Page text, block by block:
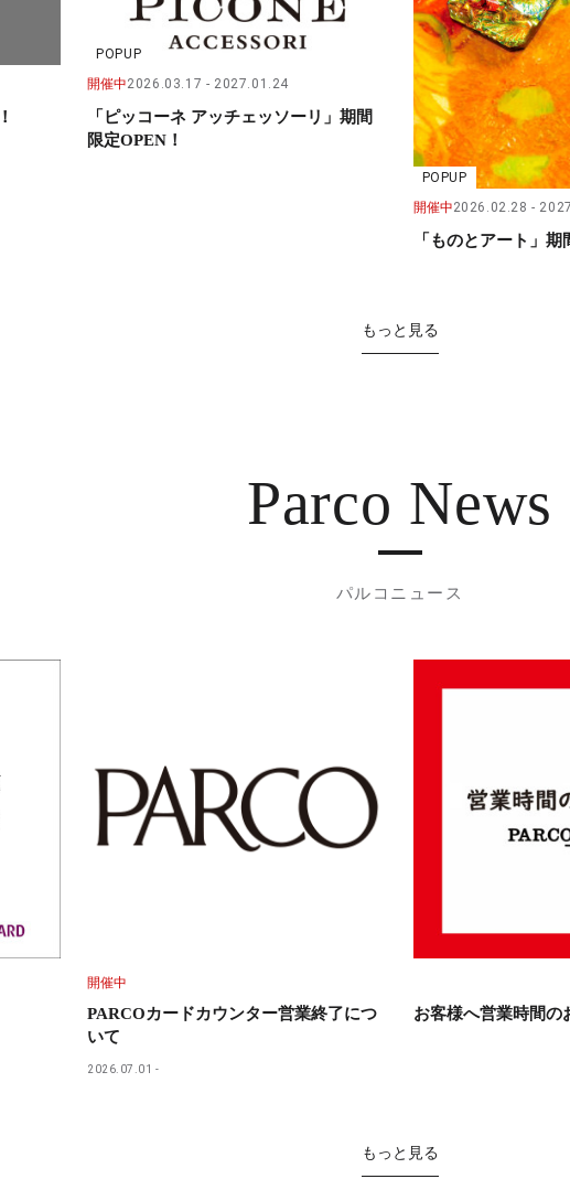
POPUP
開催中2026.03.17 2027.01.24
「ピッコーネ アッチェッソーリ」期間
限定OPEN！
POPUP
開催中2026.02.28
「ものとアート」
もっと見る
Parco News
パルコニュース
開催中
PARCOカードカウンター営業終了につ
いて
2026.07.01
お客様へ営業時間の
もっと見る